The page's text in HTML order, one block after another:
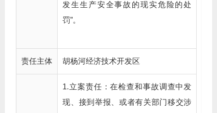
发生生产安全事故的现实危险的处
罚”。
责任主体 胡杨河经济技术开发区
1.立案责任：在检查和事故调查中发
现、接到举报、或者有关部门移交涉